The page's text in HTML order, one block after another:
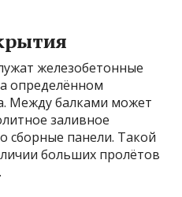
железобетонные
определённом
Между балками может
заливное
сборные панели. Такой
больших пролётов